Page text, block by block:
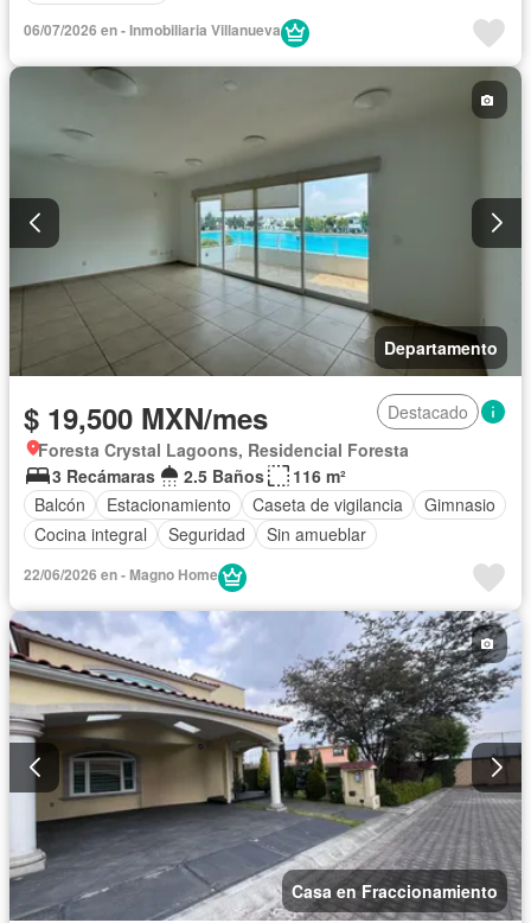
06/07/2026 en - Inmobiliaria Villanueva
Departamento
$ 19,500 MXN/mes
Destacado
Foresta Crystal Lagoons, Residencial Foresta
3 Recámaras
2.5 Baños
116 m²
Balcón
Estacionamiento Caseta de vigilancia
Gimnasio
Cocina integral
Seguridad Sin amueblar
22/06/2026 en - Magno Home
Casa en Fraccionamiento